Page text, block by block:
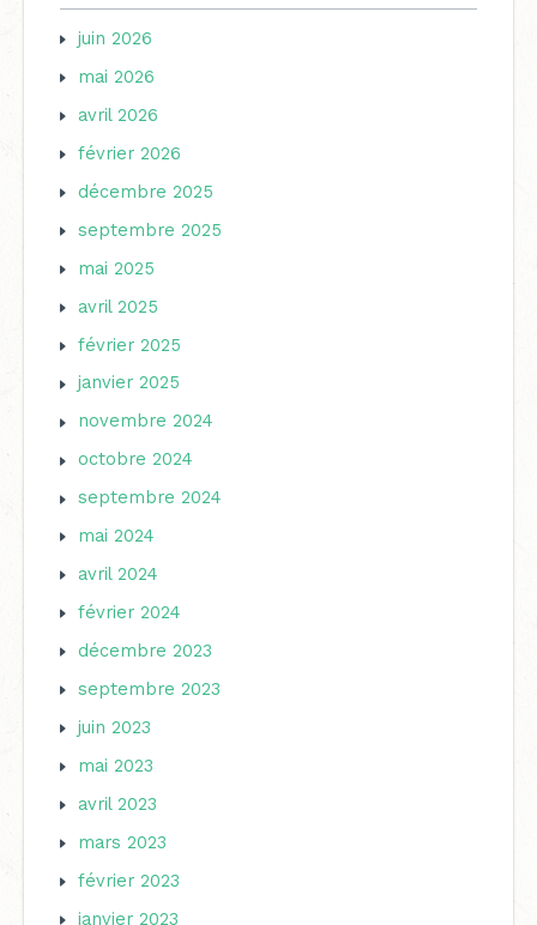
juin 2026
mai 2026
avril 2026
février 2026
décembre 2025
septembre 2025
mai 2025
avril 2025
février 2025
janvier 2025
novembre 2024
octobre 2024
septembre 2024
mai 2024
avril 2024
février 2024
décembre 2023
septembre 2023
juin 2023
mai 2023
avril 2023
mars 2023
février 2023
janvier 2023